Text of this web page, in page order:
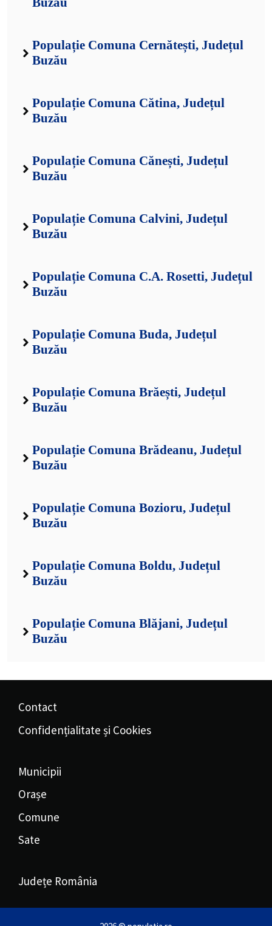
Populație Comuna Cernătești, Județul
Buzău
Populație Comuna Cătina, Județul
Buzău
Populație Comuna Cănești, Județul
Buzău
Populație Comuna Calvini, Județul
Buzău
Populație Comuna C.A. Rosetti, Județul
Buzău
Populație Comuna Buda, Județul
Buzău
Populație Comuna Brăești, Județul
Buzău
Populație Comuna Brădeanu, Județul
Buzău
Populație Comuna Bozioru, Județul
Buzău
Populație Comuna Boldu, Județul
Buzău
Populație Comuna Blăjani, Județul
Buzău
Contact
Confidențialitate și Cookies
Municipii
Orașe
Comune
Sate
Județe România